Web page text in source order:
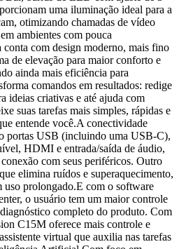
uma iluminação ideal para a
otimizando chamadas de vídeo
ambientes com pouca
com design moderno, mais fino
de elevação para maior conforto e
ainda mais eficiência para
comandos em resultados: redige
ideias criativas e até ajuda com
suas tarefas mais simples, rápidas e
entende você.A conectividade
portas USB (incluindo uma USB-C),
HDMI e entrada/saída de áudio,
com seus periféricos. Outro
elimina ruídos e superaquecimento,
uso prolongado.E com o software
o usuário tem um maior controle
completo do produto. Com
C15M oferece mais controle e
virtual que auxilia nas tarefas